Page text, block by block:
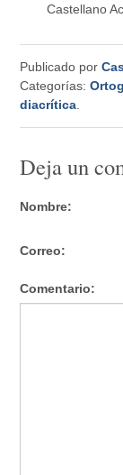
Castellano
Publicado por
Categorías:
diacrítica
Deja un
Nombre:
Correo:
Comentario: